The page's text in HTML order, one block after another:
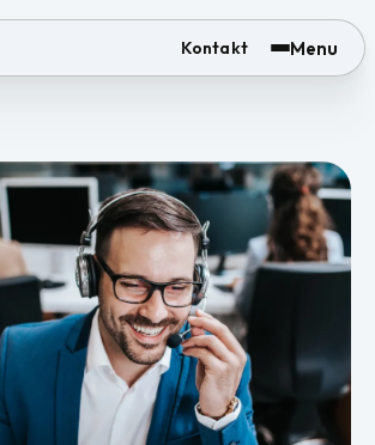
Kontakt Menu